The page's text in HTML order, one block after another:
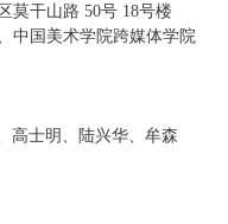
莫干山路 50号 18号楼
中国美术学院跨媒体学院
高士明、陆兴华、牟森